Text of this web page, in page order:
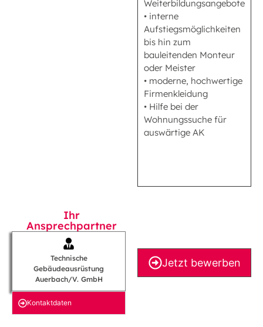
Weiterbildungsangebote
• interne
Aufstiegsmöglichkeiten
bis hin zum
bauleitenden Monteur
oder Meister
• moderne, hochwertige
Firmenkleidung
• Hilfe bei der
Wohnungssuche für
auswärtige AK
Ihr
Ansprechpartner
Technische
Gebäudeausrüstung
Auerbach/V. GmbH
Kontakt­daten
Jetzt bewerben